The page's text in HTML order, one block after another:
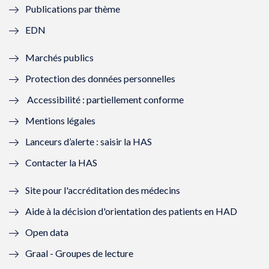
f
n
ê
t
r
e
)
e
n
ê
r
)
ê
t
e
ê
)
Publications par thème
EDN
Marchés publics
Protection des données personnelles
Accessibilité : partiellement conforme
Mentions légales
Lanceurs d’alerte : saisir la HAS
Contacter la HAS
Site pour l'accréditation des médecins
Aide à la décision d'orientation des patients en HAD
Open data
Graal - Groupes de lecture